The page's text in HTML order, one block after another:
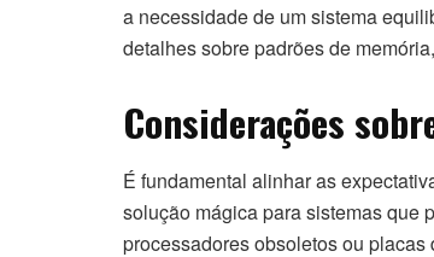
a necessidade de um sistema
detalhes sobre padrões de
Considerações
É fundamental alinhar as
solução mágica para sistemas que
processadores obsoletos ou